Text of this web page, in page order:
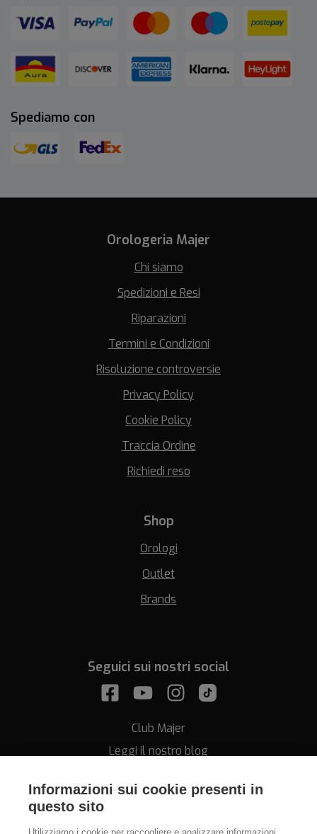
Informazioni sui cookie presenti in
questo sito
Spediamo con
Orologeria Majer
Chi siamo
Spedizioni e Resi
Riparazioni
Termini e Condizioni
Risoluzione controversie
Privacy Policy
Cookie Policy
Traccia Ordine
Richiedi reso
Shop
Orologi
Outlet
Brands
Seguici sui nostri social
Club Majer
Leggi il nostro blog